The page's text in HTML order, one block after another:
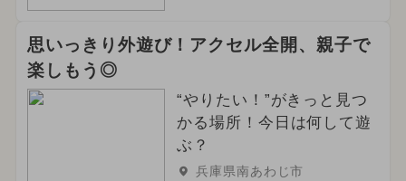
思いっきり外遊び！アクセル全開、親子で
楽しもう◎
“やりたい！”がきっと見つ
かる場所！今日は何して遊
ぶ？
兵庫県南あわじ市